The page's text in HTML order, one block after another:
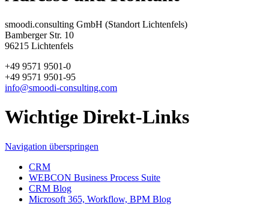
smoodi.consulting GmbH (Standort Lichtenfels)
Bamberger Str. 10
96215 Lichtenfels
+49 9571 9501-0
+49 9571 9501-95
info@smoodi-consulting.com
Wichtige Direkt-Links
Navigation überspringen
CRM
WEBCON Business Process Suite
CRM Blog
Microsoft 365, Workflow, BPM Blog